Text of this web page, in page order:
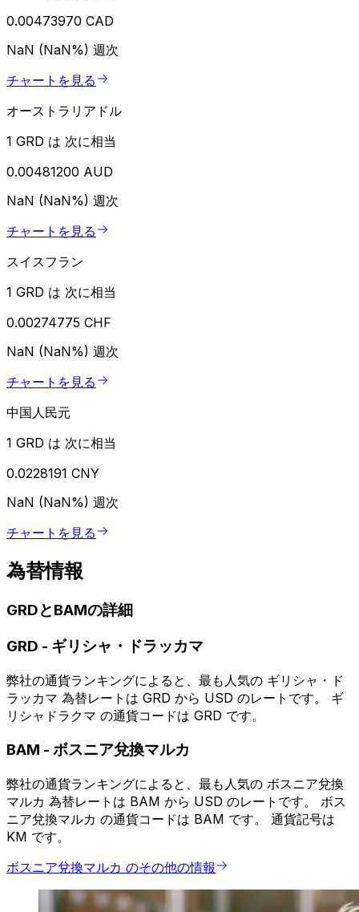
0.00473970 CAD
NaN (NaN%) 週次
チャートを見る
オーストラリアドル
1 GRD は 次に相当
0.00481200 AUD
NaN (NaN%) 週次
チャートを見る
スイスフラン
1 GRD は 次に相当
0.00274775 CHF
NaN (NaN%) 週次
チャートを見る
中国人民元
1 GRD は 次に相当
0.0228191 CNY
NaN (NaN%) 週次
チャートを見る
為替情報
GRDとBAMの詳細
GRD - ギリシャ・ドラッカマ
弊社の通貨ランキングによると、最も人気の ギリシャ・ド
ラッカマ 為替レートは GRD から USD のレートです。 ギ
リシャドラクマ の通貨コードは GRD です。
BAM - ボスニア兌換マルカ
弊社の通貨ランキングによると、最も人気の ボスニア兌換
マルカ 為替レートは BAM から USD のレートです。 ボス
ニア兌換マルカ の通貨コードは BAM です。 通貨記号は
KM です。
ボスニア兌換マルカ のその他の情報